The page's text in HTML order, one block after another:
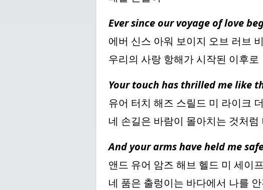
Ever since our voyage of love
에버 신스 아워 보이지 오브 러브
우리의 사랑 항해가 시작된 이후로
Your touch has thrilled me like
유어 터치 해즈 스릴드 미 라이크
네 손길은 바람이 몰아치는 것처럼
And your arms have held me
앤드 유어 암즈 해브 헬드 미 세이
네 품은 출렁이는 바다에서 나를